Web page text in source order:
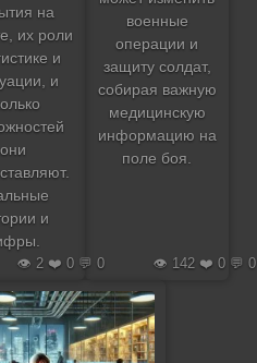
на
их роли
и
и
они
и
👁️ 2 ❤️ 0 💬 0
военные
операции и
защиту солдат,
собирая важную
медицинскую
информацию на
поле боя.
👁️ 142 ❤️ 0 💬 0